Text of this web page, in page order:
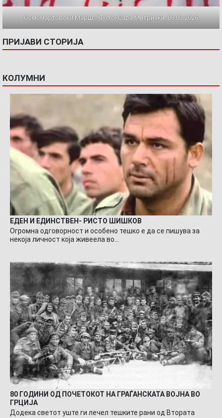
Осмомартовски Марш / Фото: Сара Митрички, 08.03.2026
ПРИЈАВИ СТОРИЈА
КОЛУМНИ
ЕДЕН И ЕДИНСТВЕН- РИСТО ШИШКОВ
Огромна одговорност и особено тешко е да се пишува за
некоја личност која живеела во…
80 ГОДИНИ ОД ПОЧЕТОКОТ НА ГРАЃАНСКАТА ВОЈНА ВО
ГРЦИЈА
Додека светот уште ги лечел тешките рани од Втората